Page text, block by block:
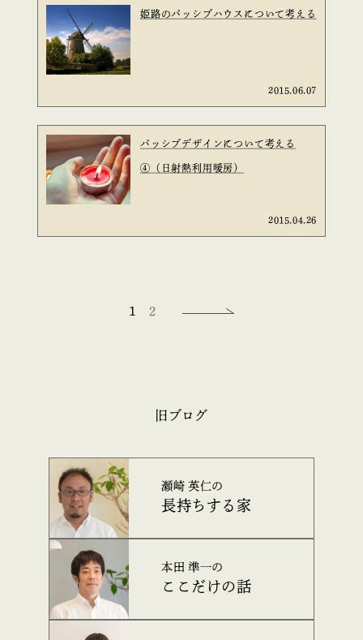
姫路のパッシブハウスについて考える
2015.06.07
パッシブデザインについて考える
④（日射熱利用暖房）
2015.04.26
1 2
旧ブログ
瀬崎 英仁の
長持ちする家
本田 準一の
ここだけの話